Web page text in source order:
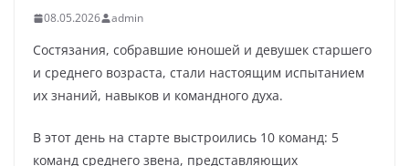
08.05.2026 admin
Состязания, собравшие юношей и девушек старшего
и среднего возраста, стали настоящим испытанием
их знаний, навыков и командного духа.
В этот день на старте выстроились 10 команд: 5
команд среднего звена, представляющих